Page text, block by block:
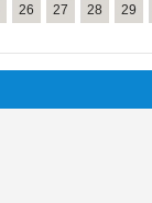
26 27 28 29